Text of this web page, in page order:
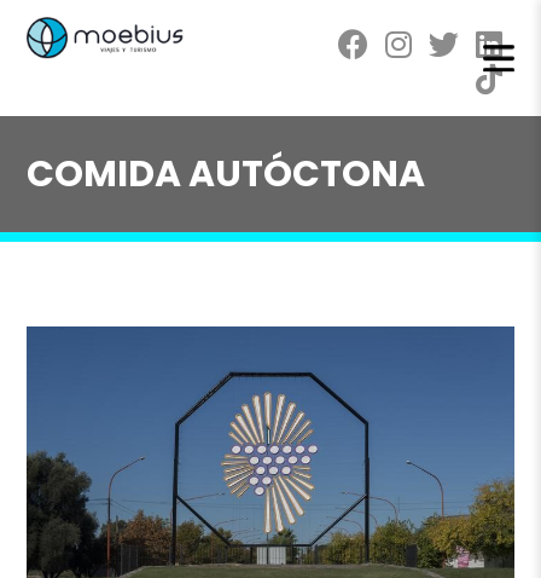
COMIDA AUTÓCTONA